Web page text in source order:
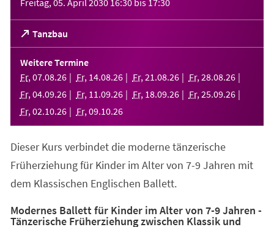
Tanzbau
(Öffnet
in
einem
neuen
Tab)
Weitere Termine
Fr, 07.08.26 Fr, 14.08.26 Fr, 21 .08.26 Fr, 28.08.26
Fr, 04.09.26 Fr, 11 .09.26 Fr, 18.09.26 Fr, 25.09.26
Fr, 02.10.26 Fr, 09.10.26
Dieser Kurs verbindet die moderne tänzerische
Früherziehung für Kinder im Alter von 7-9 Jahren mit
dem Klassischen Englischen Ballett.
Modernes Ballett für Kinder im Alter von 7-9 Jahren -
Tänzerische Früherziehung zwischen Klassik und